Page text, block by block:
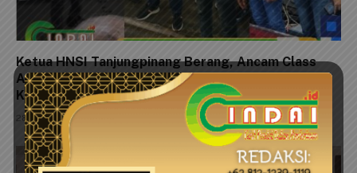
Ketua HNSI Tanjungpinang Berang, Ancam Class
Action dan Aksi Massa: Kejari Harus Tuntaskan
Kasus Penimbunan Mangrove Dompak
28 Juli 2026